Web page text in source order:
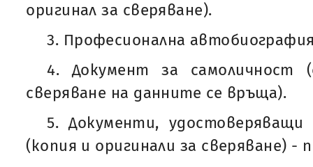
оригинал за сверяване).
3. Професионална автобиография
4. Документ за самоличност
сверяване на данните се връща).
5. Документи,
(копия и оригинали за сверяване) -